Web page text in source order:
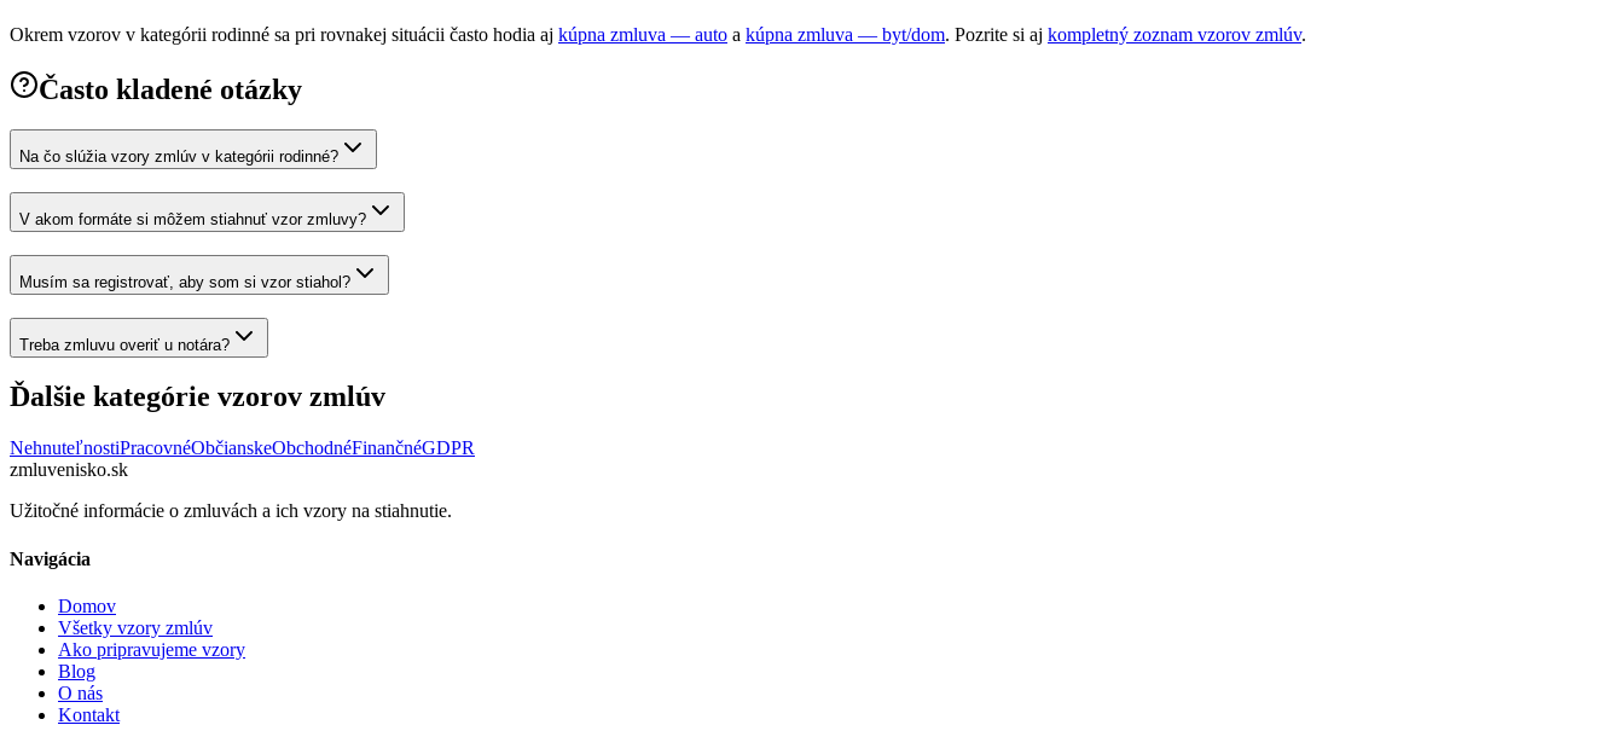
Okrem vzorov v kategórii rodinné sa pri rovnakej situácii často hodia aj kúpna zmluva — auto a kúpna zmluva — byt/dom. Pozrite si aj kompletný zoznam vzorov zmlúv.
Často kladené otázky
Na čo slúžia vzory zmlúv v kategórii rodinné?
V akom formáte si môžem stiahnuť vzor zmluvy?
Musím sa registrovať, aby som si vzor stiahol?
Treba zmluvu overiť u notára?
Ďalšie kategórie vzorov zmlúv
NehnuteľnostiPracovnéObčianskeObchodnéFinančnéGDPR
zmluvenisko.sk
Užitočné informácie o zmluvách a ich vzory na stiahnutie.
Navigácia
Domov
Všetky vzory zmlúv
Ako pripravujeme vzory
Blog
O nás
Kontakt